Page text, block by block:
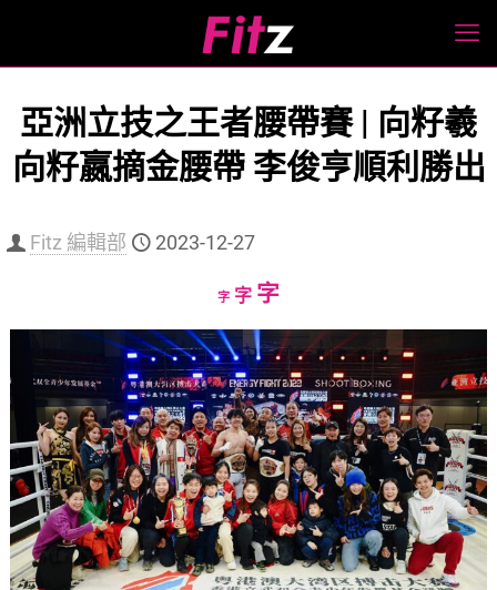
亞洲立技之王者腰帶賽 | 向籽羲
向籽嬴摘金腰帶 李俊亨順利勝出
Fitz 編輯部 2023-12-27
字Decrease
size.
字Reset
size.
字Increase
size.